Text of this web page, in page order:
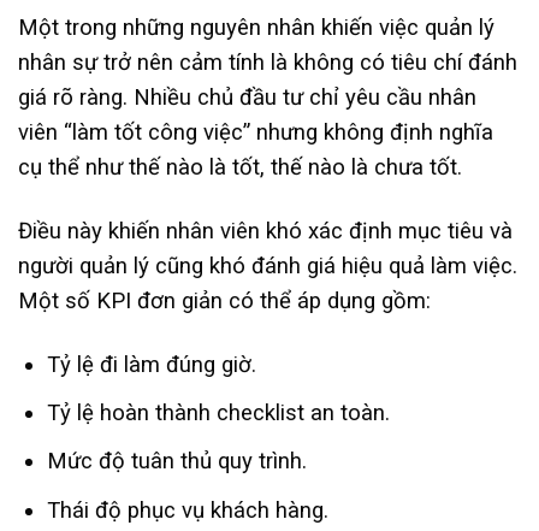
Một trong những nguyên nhân khiến việc quản lý
nhân sự trở nên cảm tính là không có tiêu chí đánh
giá rõ ràng. Nhiều chủ đầu tư chỉ yêu cầu nhân
viên “làm tốt công việc” nhưng không định nghĩa
cụ thể như thế nào là tốt, thế nào là chưa tốt.
Điều này khiến nhân viên khó xác định mục tiêu và
người quản lý cũng khó đánh giá hiệu quả làm việc.
Một số KPI đơn giản có thể áp dụng gồm:
Tỷ lệ đi làm đúng giờ.
Tỷ lệ hoàn thành checklist an toàn.
Mức độ tuân thủ quy trình.
Thái độ phục vụ khách hàng.